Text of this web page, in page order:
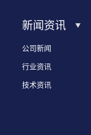
新闻资讯
公司新闻
行业资讯
技术资讯